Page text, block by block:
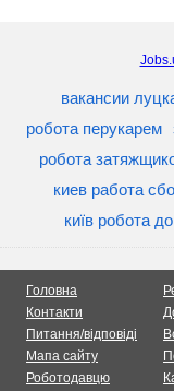
вакансии
робота перукарем
робота
киев работа
київ робота
Головна
Контакти
Питання/відповіді
Мапа сайту
Роботодавцю